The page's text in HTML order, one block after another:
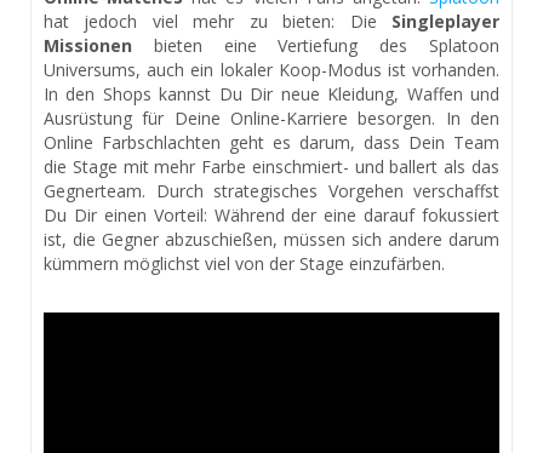
hat jedoch viel mehr zu bieten: Die Singleplayer
Missionen bieten eine Vertiefung des Splatoon
Universums, auch ein lokaler Koop-Modus ist vorhanden.
In den Shops kannst Du Dir neue Kleidung, Waffen und
Ausrüstung für Deine Online-Karriere besorgen. In den
Online Farbschlachten geht es darum, dass Dein Team
die Stage mit mehr Farbe einschmiert- und ballert als das
Gegnerteam. Durch strategisches Vorgehen verschaffst
Du Dir einen Vorteil: Während der eine darauf fokussiert
ist, die Gegner abzuschießen, müssen sich andere darum
kümmern möglichst viel von der Stage einzufärben.